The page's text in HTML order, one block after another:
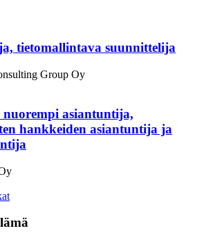
tietomallintava suunnittelija
Group Oy
nuorempi asiantuntija,
hankkeiden asiantuntija ja